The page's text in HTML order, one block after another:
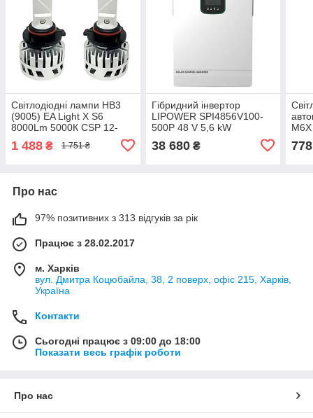
Світлодіодні лампи HB3
(9005) EA Light X S6
8000Lm 5000К CSP 12-
1 488 ₴ 1 751 ₴
Гібридний інвертор
LIPOWER SPI4856V100-
500P 48 V 5,6 kW
38 680₴ 778
Про нас
97% позитивних з 313 відгуків за рік
Працює з 28.02.2017
м. Харків
вул. Дмитра Коцюбайла, 38, 2 поверх, офіс 215, Харків,
Україна
Контакти
Сьогодні працює з 09:00 до 18:00
Показати весь графік роботи
Про нас